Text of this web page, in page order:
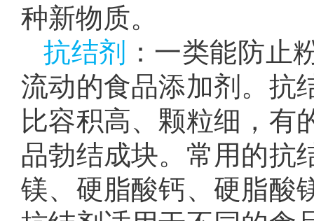
种新物质。
抗结剂
：一类能防止
流动的食品添加剂。抗
比容积高、颗粒细，有
品勃结成块。常用的抗
镁、硬脂酸钙、硬脂酸